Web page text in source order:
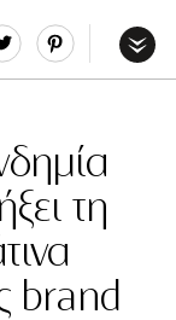
Tweet
τη
brand